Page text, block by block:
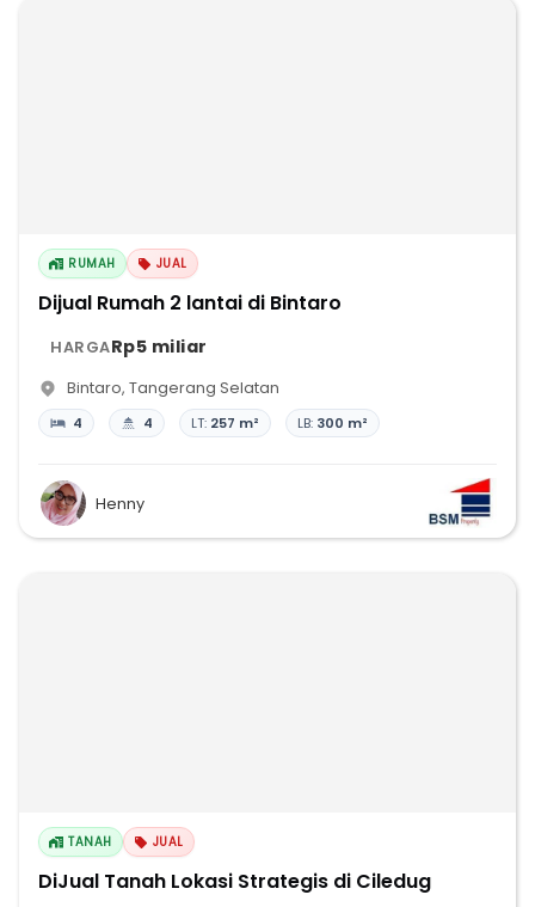
RUMAH JUAL
Dijual Rumah 2 lantai di Bintaro
HARGARp5 miliar
Bintaro, Tangerang Selatan
4 4 LT: 257 m² LB: 300 m²
Henny
TANAH JUAL
DiJual Tanah Lokasi Strategis di Ciledug